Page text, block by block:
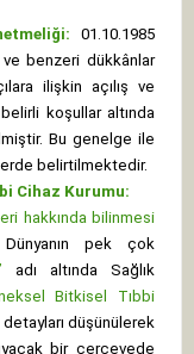
01.10.1985
ve benzeri dükkânlar
ilişkin açılış ve
koşullar altında
Bu genelge ile
belirtilmektedir.
Cihaz Kurumu:
hakkında bilinmesi
Dünyanın pek çok
adı altında Sağlık
Bitkisel Tıbbi
detayları düşünülerek
bir çerçevede